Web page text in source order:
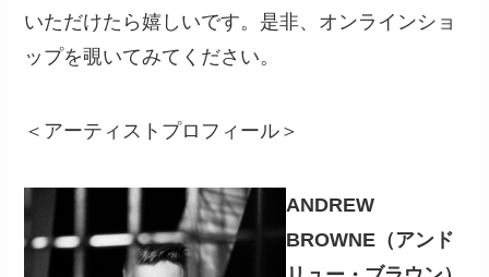
いただけたら嬉しいです。是非、オンラインショ
ップを覗いてみてください。
＜アーティストプロフィール＞
ANDREW
BROWNE （アンド